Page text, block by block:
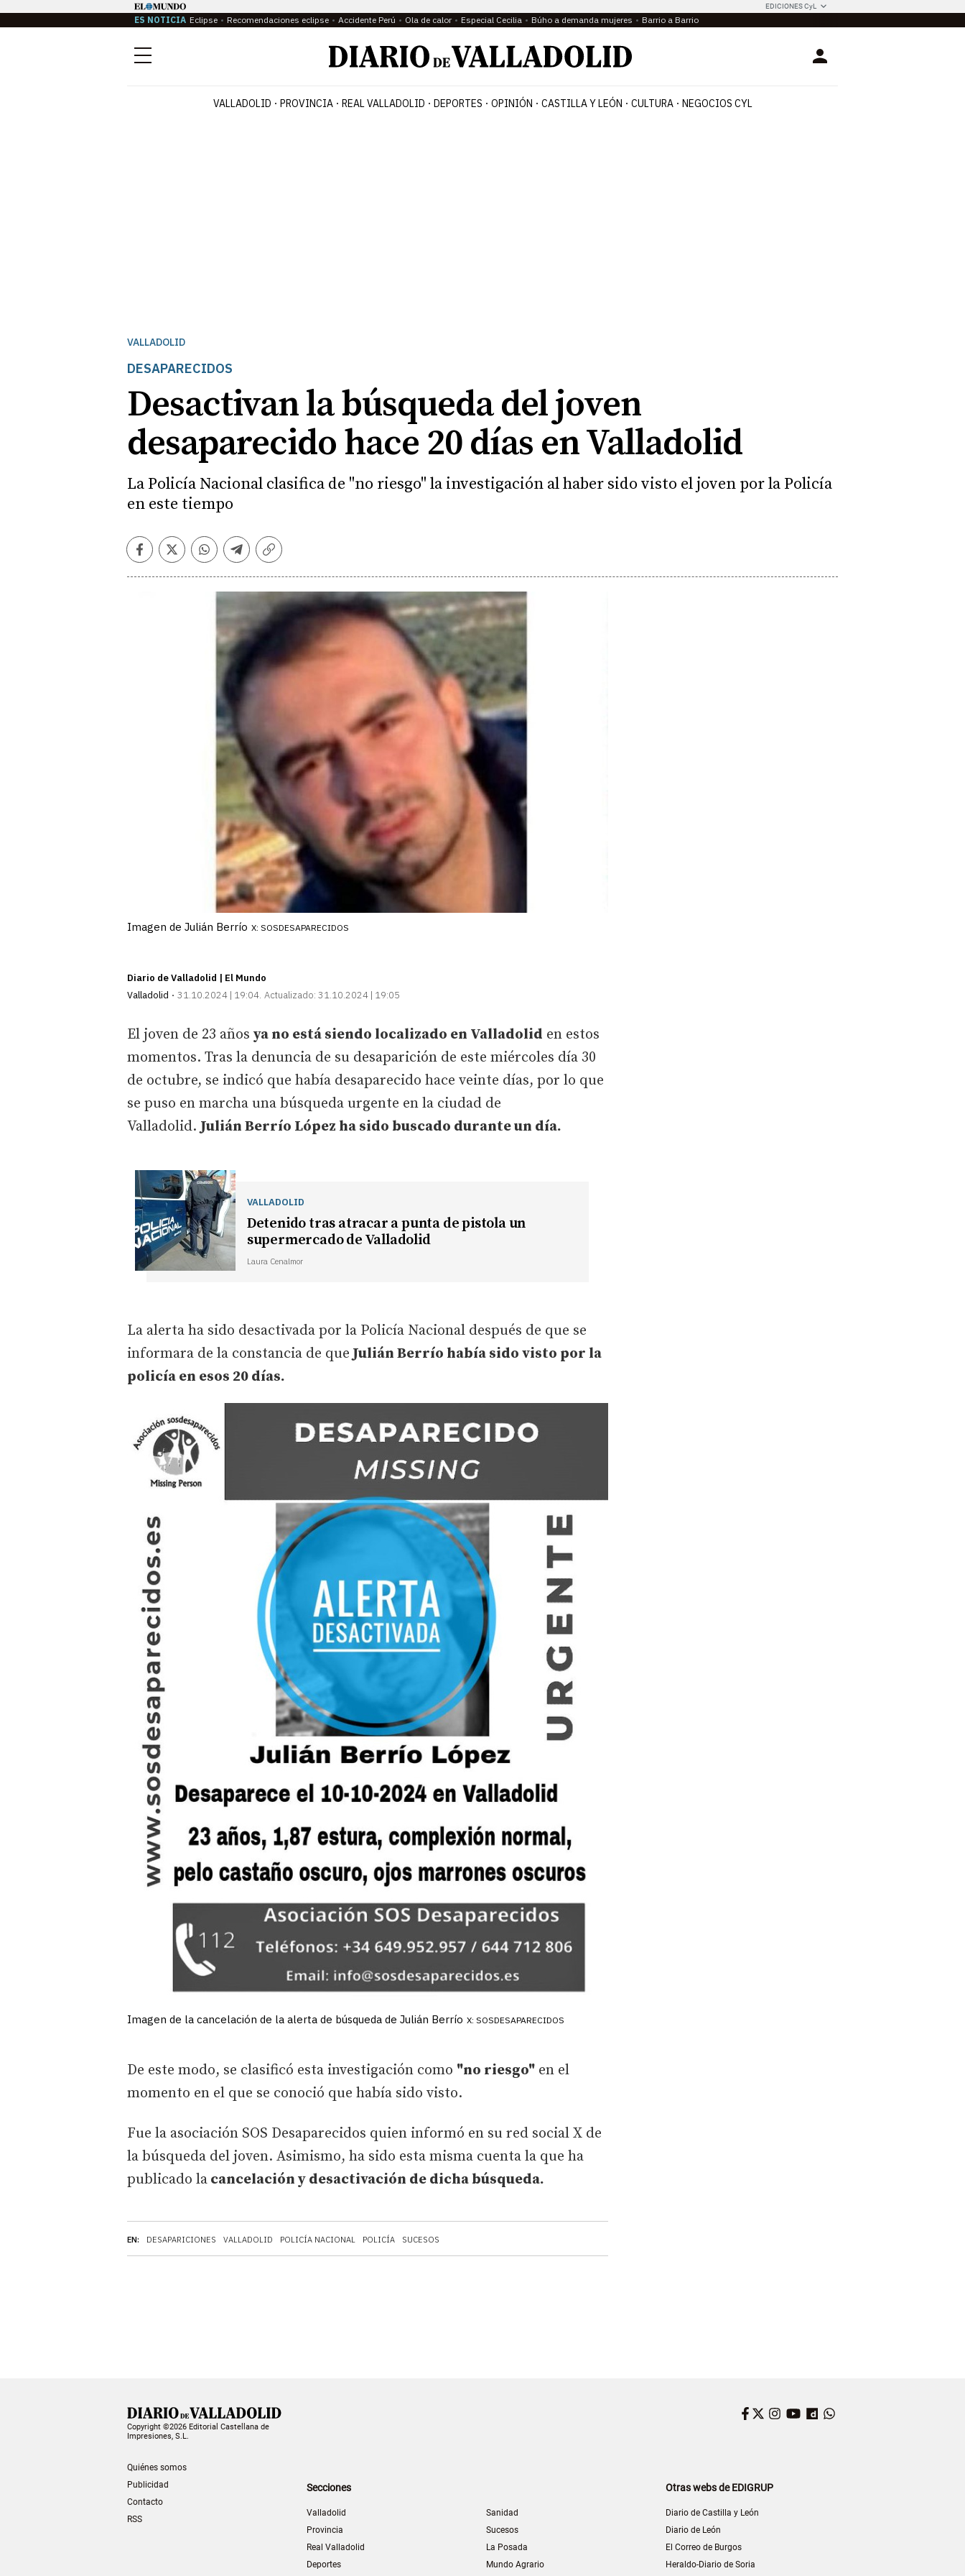
EDICIONES CyL
ES NOTICIA Eclipse Recomendaciones eclipse Accidente Perú Ola de calor Especial Cecilia Búho a demanda mujeres Barrio a Barrio
Menú Login
VALLADOLID PROVINCIA REAL VALLADOLID DEPORTES OPINIÓN CASTILLA Y LEÓN CULTURA NEGOCIOS CYL
VALLADOLID
DESAPARECIDOS
Desactivan la búsqueda del joven
desaparecido hace 20 días en Valladolid
La Policía Nacional clasifica de "no riesgo" la investigación al haber sido visto el joven por la Policía
en este tiempo
Facebook
TwitterWhatsapp
Telegram
Copiar
Imagen de Julián Berrío X: SOSDESAPARECIDOS
Diario de Valladolid | El Mundo
Valladolid
31.10.2024 | 19:04 Actualizado: 31.10.2024 | 19:05
EN: DESAPARICIONES VALLADOLID POLICÍA NACIONAL POLICÍA SUCESOS
El joven de 23 años ya no está siendo localizado en Valladolid en estos
momentos. Tras la denuncia de su desaparición de este miércoles día 30
de octubre, se indicó que había desaparecido hace veinte días, por lo que
se puso en marcha una búsqueda urgente en la ciudad de
Valladolid. Julián Berrío López ha sido buscado durante un día.
VALLADOLID
Detenido tras atracar a punta de pistola un
supermercado de Valladolid
Laura Cenalmor
La alerta ha sido desactivada por la Policía Nacional después de que se
informara de la constancia de que Julián Berrío había sido visto por la
policía en esos 20 días.
Imagen de la cancelación de la alerta de búsqueda de Julián Berrío X: SOSDESAPARECIDOS
De este modo, se clasificó esta investigación como "no riesgo" en el
momento en el que se conoció que había sido visto.
Fue la asociación SOS Desaparecidos quien informó en su red social X de
la búsqueda del joven. Asimismo, ha sido esta misma cuenta la que ha
publicado la cancelación y desactivación de dicha búsqueda.
Copyright ©2026 Editorial Castellana de
Impresiones, S.L.
Quiénes somos
Publicidad
Contacto
RSS
Facebook
Twitter
Instagram
YouTube
Dailymotion
Secciones
Valladolid
Provincia
Real Valladolid
Deportes
Sanidad
Sucesos
La Posada
Mundo Agrario
Otras webs de EDIGRUP
Diario de Castilla y León
Diario de León
El Correo de Burgos
Heraldo-Diario de Soria